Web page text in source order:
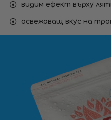
видим ефект върху
освежаващ вкус на